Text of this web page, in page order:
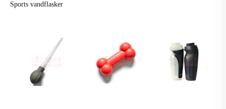
Sports vandflasker